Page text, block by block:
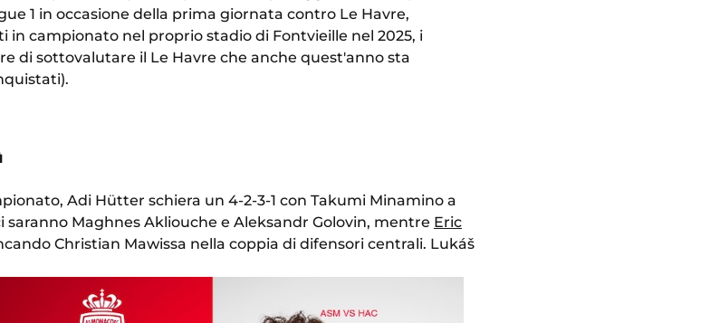
1 in occasione della prima giornata contro Le Havre,
campionato nel proprio stadio di Fontvieille nel 2025, i
di sottovalutare il Le Havre che anche quest'anno sta
Adi Hütter schiera un 4-2-3-1 con Takumi Minamino a
Maghnes Akliouche e Aleksandr Golovin, mentre Eric
Christian Mawissa nella coppia di difensori centrali. Lukáš